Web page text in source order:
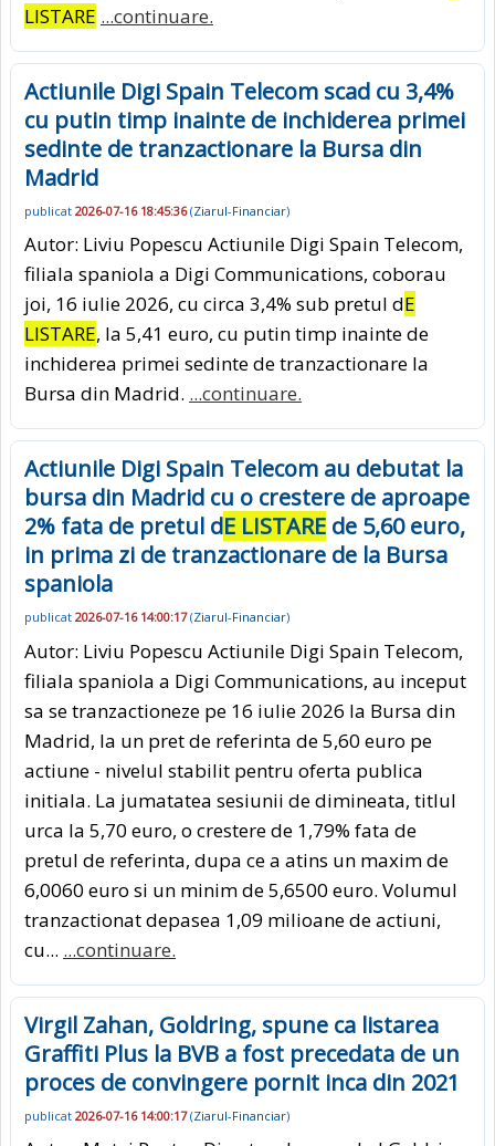
LISTARE ...continuare.
Actiunile Digi Spain Telecom scad cu 3,4%
cu putin timp inainte de inchiderea primei
sedinte de tranzactionare la Bursa din
Madrid
publicat 2026-07-16 18:45:36(Ziarul-Financiar)
Autor: Liviu Popescu Actiunile Digi Spain Telecom,
filiala spaniola a Digi Communications, coborau
joi, 16 iulie 2026, cu circa 3,4% sub pretul dE
LISTARE, la 5,41 euro, cu putin timp inainte de
inchiderea primei sedinte de tranzactionare la
Bursa din Madrid. ...continuare.
Actiunile Digi Spain Telecom au debutat la
bursa din Madrid cu o crestere de aproape
2% fata de pretul dE LISTARE de 5,60 euro,
in prima zi de tranzactionare de la Bursa
spaniola
publicat 2026-07-16 14:00:17(Ziarul-Financiar)
Autor: Liviu Popescu Actiunile Digi Spain Telecom,
filiala spaniola a Digi Communications, au inceput
sa se tranzactioneze pe 16 iulie 2026 la Bursa din
Madrid, la un pret de referinta de 5,60 euro pe
actiune - nivelul stabilit pentru oferta publica
initiala. La jumatatea sesiunii de dimineata, titlul
urca la 5,70 euro, o crestere de 1,79% fata de
pretul de referinta, dupa ce a atins un maxim de
6,0060 euro si un minim de 5,6500 euro. Volumul
tranzactionat depasea 1,09 milioane de actiuni,
cu... ...continuare.
Virgil Zahan, Goldring, spune ca listarea
Graffiti Plus la BVB a fost precedata de un
proces de convingere pornit inca din 2021
publicat 2026-07-16 14:00:17(Ziarul-Financiar)